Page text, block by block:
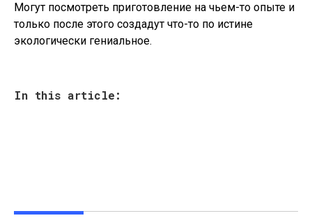
Могут посмотреть приготовление на чьем-то опыте и
только после этого создадут что-то по истине
экологически гениальное.
In this article: